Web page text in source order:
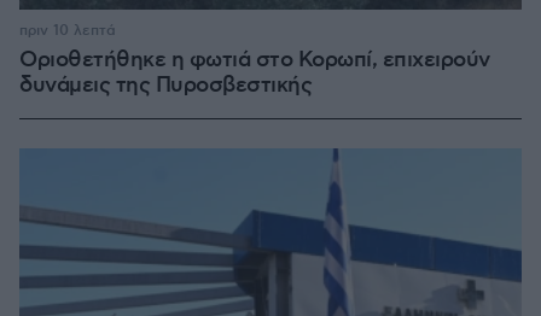
Οριοθετήθηκε η φωτιά στο Κορωπί, επιχειρούν
δυνάμεις της Πυροσβεστικής
πριν 10 λεπτά